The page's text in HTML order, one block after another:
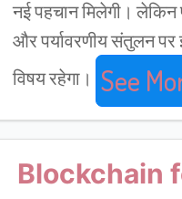
नई पहचान मिलेगी। लेकिन
और पर्यावरणीय संतुलन
विषय रहेगा। See
Blockchain